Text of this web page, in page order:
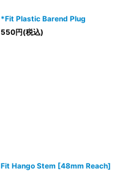
*Fit Plastic Barend Plug
550円(税込)
Fit Hango Stem [48mm Reach]